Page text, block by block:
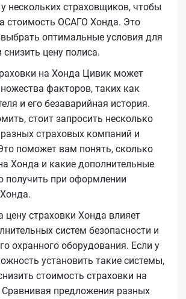
нескольких страховщиков, чтобы
стоимость ОСАГО Хонда. Это
оптимальные условия для
цену полиса.
на Хонда Цивик может
факторов, таких как
и его безаварийная история.
стоит запросить несколько
страховых компаний и
поможет вам понять, сколько
Хонда и какие дополнительные
получить при оформлении
цену страховки Хонда влияет
систем безопасности и
охранного оборудования. Если у
установить такие системы,
стоимость страховки на
предложения разных